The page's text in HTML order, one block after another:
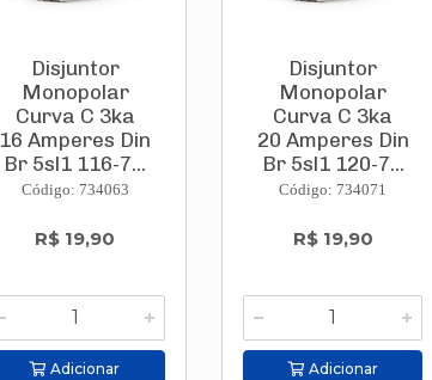
Disjuntor
Monopolar
Curva C 3ka
16 Amperes Din
Br 5sl1 116-7...
Código: 734063
R$ 19,90
Adicionar
Disjuntor
Monopolar
Curva C 3ka
20 Amperes Din
Br 5sl1 120-7...
Código: 734071
R$ 19,90
Adicionar